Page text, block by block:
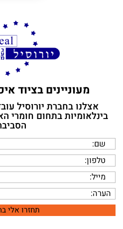
מעוניינים בציוד
אצלנו בחברת יורוסיל
בינלאומיות בתחום חומרי
תחזרו אלי